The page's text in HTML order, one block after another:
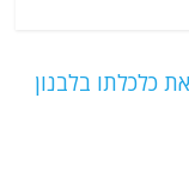
כלכלתו בלבנון